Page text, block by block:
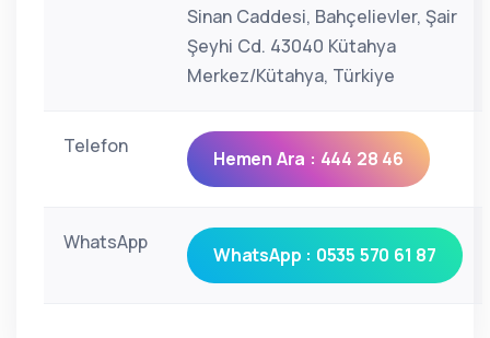
Sinan Caddesi, Bahçelievler, Şair
Şeyhi Cd. 43040 Kütahya
Merkez/Kütahya, Türkiye
Telefon
Hemen Ara : 444 28 46
WhatsApp
WhatsApp : 0535 570 61 87